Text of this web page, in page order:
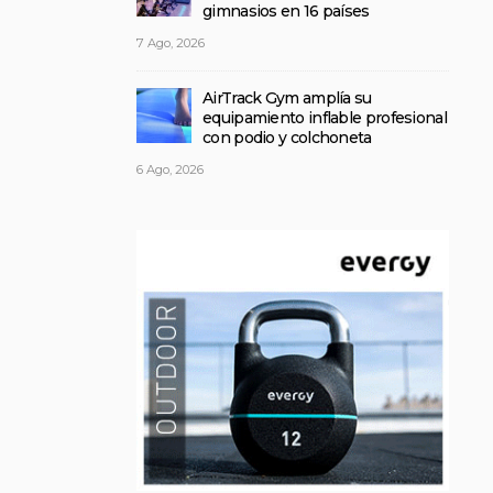
gimnasios en 16 países
7 Ago, 2026
AirTrack Gym amplía su
equipamiento inflable profesional
con podio y colchoneta
6 Ago, 2026